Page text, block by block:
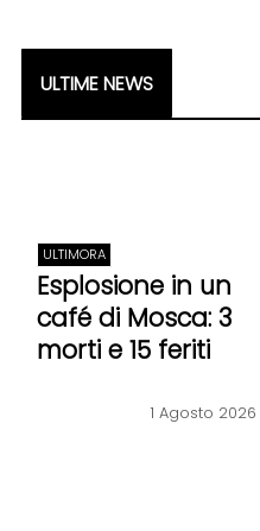
ULTIME NEWS
ULTIMORA
Esplosione in un
café di Mosca: 3
morti e 15 feriti
1 Agosto 2026